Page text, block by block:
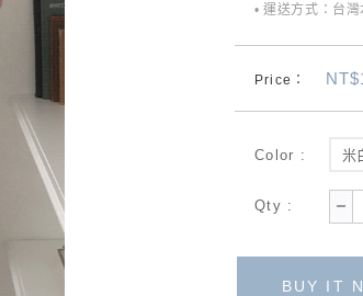
• 運送方式：台
Price：
Color : 米
Qty :
BUY IT